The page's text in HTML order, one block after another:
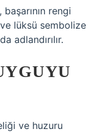
rengi
ve lüksü sembolize
adlandırılır.
ve huzuru